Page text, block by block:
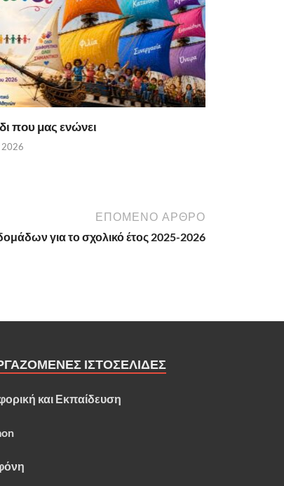
που μας ενώνει
2026
ΕΠΟΜΕΝΟ ΑΡΘΡΟ
για το σχολικό έτος 2025-2026
ΙΣΤΟΣΕΛΙΔΕΣ
και Εκπαίδευση